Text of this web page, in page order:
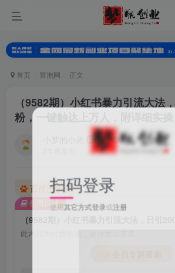
首页 冒泡网 正文
（9582期）小红书暴力引流大法
粉，一键触达上万人，附详细实操
百度已收录
此内容为付费阅读，请付费后查看
付费阅读
扫码登录
使用其它方式登录或注册